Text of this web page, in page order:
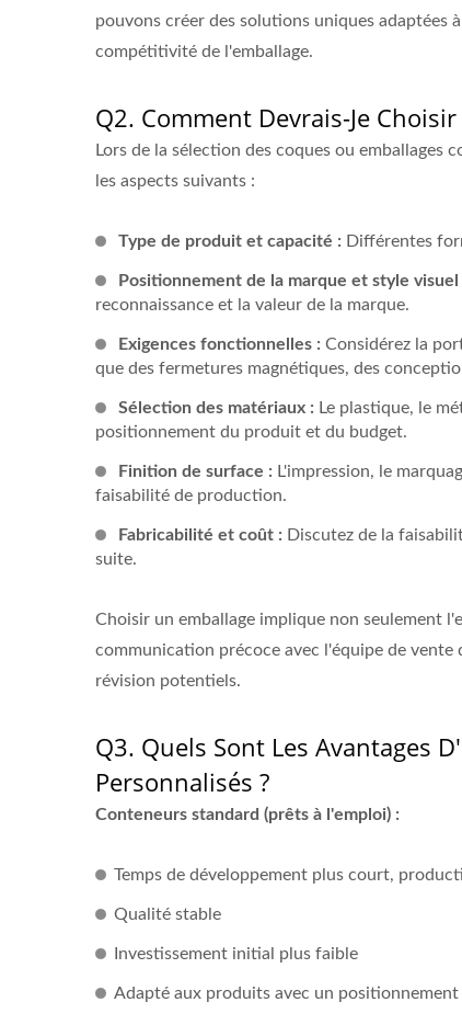
pouvons créer des solutions uniques
compétitivité de l'emballage.
Q2. Comment Devrais-Je
Lors de la sélection des coques ou
les aspects suivants :
Type de produit et capacité : Différentes
Positionnement de la marque et style visuel
reconnaissance et la valeur de la marque.
Exigences fonctionnelles : Considérez la
que des fermetures magnétiques, des
Sélection des matériaux : Le plastique, le
positionnement du produit et du budget.
Finition de surface : L'impression, le
faisabilité de production.
Fabricabilité et coût : Discutez de la
suite.
Choisir un emballage implique non seulement
communication précoce avec l'équipe de
révision potentiels.
Q3. Quels Sont Les Avantages
Personnalisés ?
Conteneurs standard (prêts à l'emploi) :
Temps de développement plus court,
Qualité stable
Investissement initial plus faible
Adapté aux produits avec un